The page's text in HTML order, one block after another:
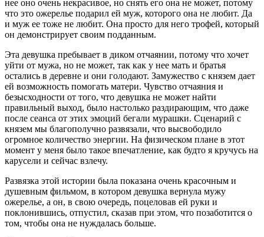
нее оно очень некрасивое, но снять его она не может, потому
что это ожерелье подарил ей муж, которого она не любит. Да
и муж ее тоже не любит. Она просто для него трофей, который
он демонстрирует своим подданным.
Эта девушка пребывает в диком отчаянии, потому что хочет
уйти от мужа, но не может, так как у нее мать и братья
остались в деревне и они голодают. Замужество с князем дает
ей возможность помогать матери. Чувство отчаяния и
безысходности от того, что девушка не может найти
правильный выход, было настолько раздирающим, что даже
после сеанса от этих эмоций бегали мурашки. Сценарий с
князем мы благополучно развязали, что высвободило
огромное количество энергии. На физическом плане в этот
момент у меня было такое впечатление, как будто я кручусь на
карусели и сейчас взлечу.
Развязка этой истории была показана очень красочным и
душевным фильмом, в котором девушка вернула мужу
ожерелье, а он, в свою очередь, поцеловав ей руки и
поклонившись, отпустил, сказав при этом, что позаботится о
том, чтобы она не нуждалась больше.